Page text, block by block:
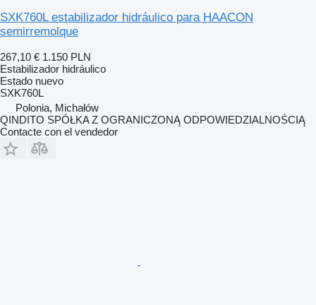
SXK760L estabilizador hidráulico para HAACON
semirremolque
267,10 € 1.150 PLN
Estabilizador hidráulico
Estado nuevo
SXK760L
Polonia, Michałów
QINDITO SPÓŁKA Z OGRANICZONĄ ODPOWIEDZIALNOŚCIĄ
Contacte con el vendedor